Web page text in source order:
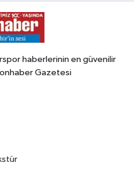
haberlerinin en güvenilir
Gazetesi